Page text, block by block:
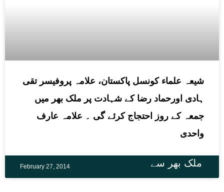
ملک بھر سے
شیعہ علماء کونسل پاکستان، علامہ پروفیسر تقی
ہادی اورحماد رضا کے شہادت پر ملک بھر میں
جمعہ کے روز احتجاج کرئے گی ۔ علامہ عارف
واحدی
February 27, 2014